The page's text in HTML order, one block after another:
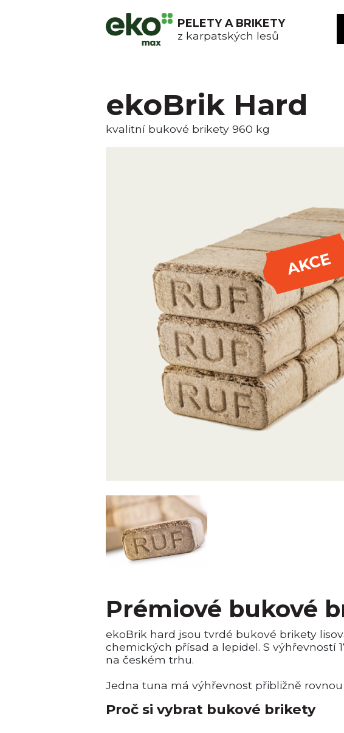
PELETY A BRIKETY
z karpatských lesů
ekoBrik Hard
kvalitní bukové brikety 960 kg
AKCE
Prémiové bukové
ekoBrik hard jsou tvrdé bukové brikety
chemických přísad a lepidel. S výhřevností
na českém trhu.
Jedna tuna má výhřevnost přibližně
Proč si vybrat bukové brikety